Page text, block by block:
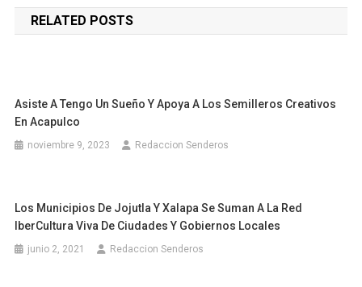
entradas
RELATED POSTS
Asiste A Tengo Un Sueño Y Apoya A Los Semilleros Creativos
En Acapulco
noviembre 9, 2023 Redaccion Senderos
Los Municipios De Jojutla Y Xalapa Se Suman A La Red
IberCultura Viva De Ciudades Y Gobiernos Locales
junio 2, 2021 Redaccion Senderos